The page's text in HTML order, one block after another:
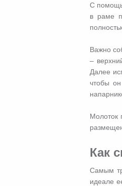
С
в раме
Важно
–
Далее
чтобы
Молоток
Как
Самым
идеале